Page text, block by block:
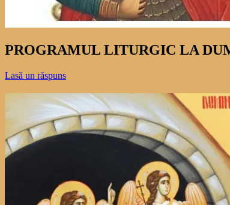
PROGRAMUL LITURGIC LA
Lasă un răspuns